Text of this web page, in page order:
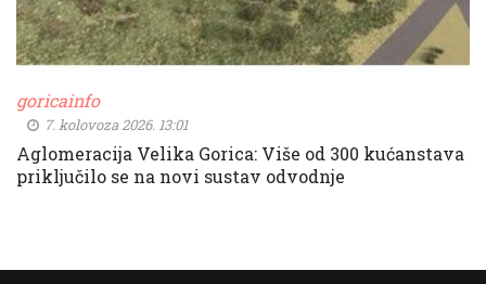
goricainfo
7. kolovoza 2026. 13:01
Aglomeracija Velika Gorica: Više od 300 kućanstava
priključilo se na novi sustav odvodnje